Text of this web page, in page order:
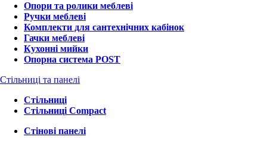
Опори та ролики меблеві
Ручки меблеві
Комплекти для сантехнічних кабінок
Гачки меблеві
Кухонні мийки
Опорна система POST
Стільниці та панелі
Стільниці
Стільниці Compact
Стінові панелі